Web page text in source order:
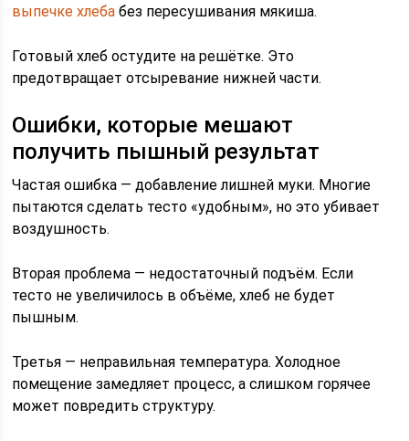
выпечке хлеба без пересушивания мякиша.
Готовый хлеб остудите на решётке. Это
предотвращает отсыревание нижней части.
Ошибки, которые мешают
получить пышный результат
Частая ошибка — добавление лишней муки. Многие
пытаются сделать тесто «удобным», но это убивает
воздушность.
Вторая проблема — недостаточный подъём. Если
тесто не увеличилось в объёме, хлеб не будет
пышным.
Третья — неправильная температура. Холодное
помещение замедляет процесс, а слишком горячее
может повредить структуру.